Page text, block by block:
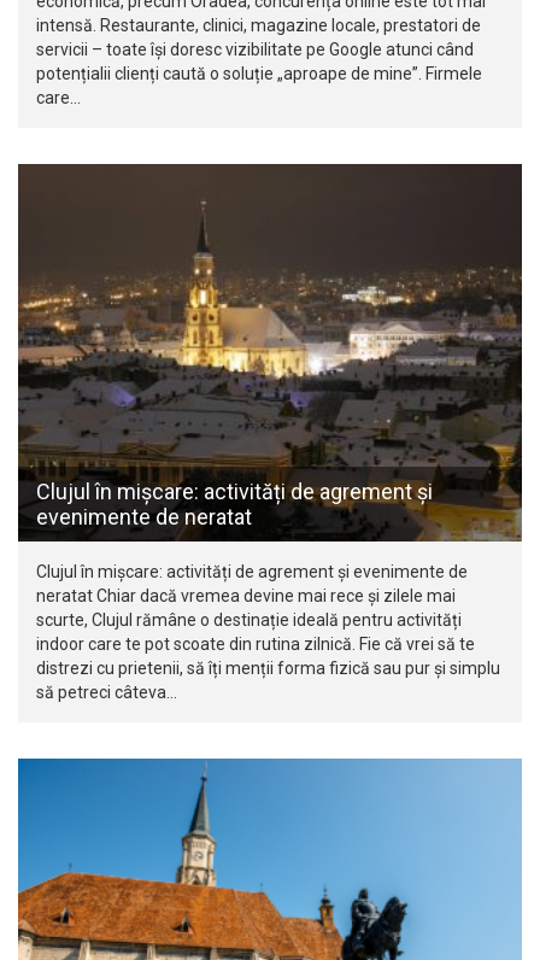
intensă. Restaurante, clinici, magazine locale, prestatori de
servicii – toate își doresc vizibilitate pe Google atunci când
potențialii clienți caută o soluție „aproape de mine”. Firmele
care…
Clujul în mișcare: activități de agrement și
evenimente de neratat
Clujul în mișcare: activități de agrement și evenimente de
neratat Chiar dacă vremea devine mai rece și zilele mai
scurte, Clujul rămâne o destinație ideală pentru activități
indoor care te pot scoate din rutina zilnică. Fie că vrei să te
distrezi cu prietenii, să îți menții forma fizică sau pur și simplu
să petreci câteva…